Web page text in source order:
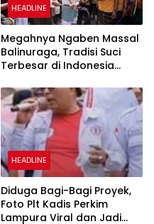
HEADLINE
Megahnya Ngaben Massal
Balinuraga, Tradisi Suci
Terbesar di Indonesia
dan Merekatkan Ikatan
Keluarga
HEADLINE
Diduga Bagi-Bagi Proyek,
Foto Plt Kadis Perkim
Lampura Viral dan Jadi